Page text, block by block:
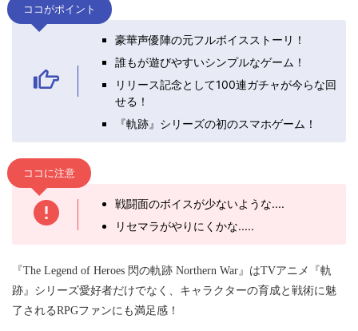
ココがポイント
豪華声優陣の元フルボイスストーリ！
誰もが遊びやすいシンプルなゲーム！
リリース記念として100連ガチャが今らな回
せる！
『軌跡』シリーズの初のスマホゲーム！
ココに注意
戦闘面のボイスが少ないような....
リセマラがやりにくかな.....
『The Legend of Heroes 閃の軌跡 Northern War』はTVアニメ『軌
跡』シリーズ愛好者だけでなく、キャラクターの育成と戦術に魅
了されるRPGファンにも満足感！